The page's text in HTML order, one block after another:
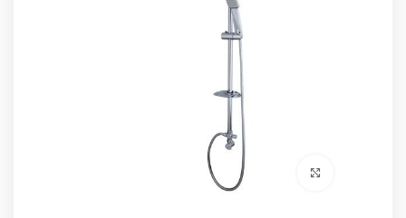
برای بزرگنمایی کلیک کنید